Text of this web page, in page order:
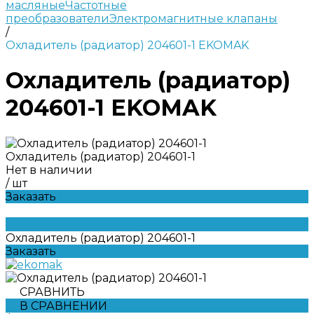
масляныеЧастотные
преобразователиЭлектромагнитные клапаны
/
Охладитель (радиатор) 204601-1 EKOMAK
Охладитель (радиатор)
204601-1 EKOMAK
Охладитель (радиатор) 204601-1
Нет в наличии
/ шт
Заказать
Охладитель (радиатор) 204601-1
Заказать
СРАВНИТЬ
В СРАВНЕНИИ